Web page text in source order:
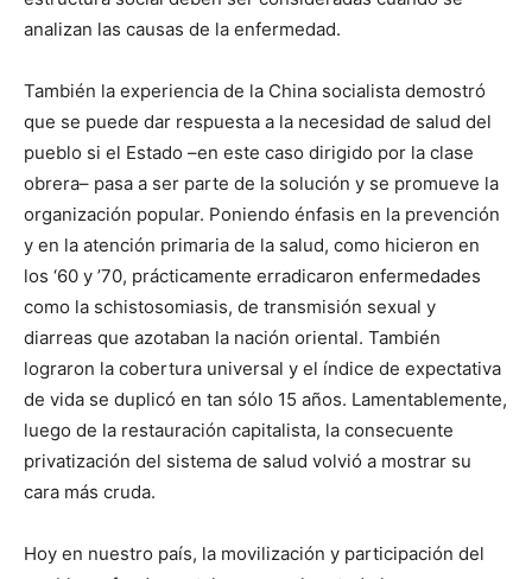
analizan las causas de la enfermedad.
También la experiencia de la China socialista demostró
que se puede dar respuesta a la necesidad de salud del
pueblo si el Estado –en este caso dirigido por la clase
obrera– pasa a ser parte de la solución y se promueve la
organización popular. Poniendo énfasis en la prevención
y en la atención primaria de la salud, como hicieron en
los ‘60 y ’70, prácticamente erradicaron enfermedades
como la schistosomiasis, de transmisión sexual y
diarreas que azotaban la nación oriental. También
lograron la cobertura universal y el índice de expectativa
de vida se duplicó en tan sólo 15 años. Lamentablemente,
luego de la restauración capitalista, la consecuente
privatización del sistema de salud volvió a mostrar su
cara más cruda.
Hoy en nuestro país, la movilización y participación del